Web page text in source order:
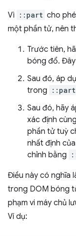
Vì ::part cho
một phần tử, nên
Trước tiên,
bóng đổ. Đây
Sau đó, áp
trong
::part
Sau đó, hãy
xác định
phần tử tuỳ
nhất định
chỉnh bằng
Điều này có nghĩa
trong DOM bóng
phạm vi máy chủ
Ví dụ: